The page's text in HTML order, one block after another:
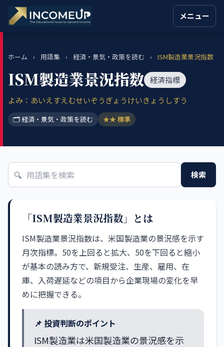
メニュー
ホーム › 用語集 › 経済・景気・政策を読む › ISM製造業景況指数
ISM製造業景況指数 経済指標
よみ：あいえすえむせいぞうぎょうけいきょうしすう
🗂 経済・景気・政策を読む ★★ 標準
🔍 検索
「ISM製造業景況指数」とは
ISM製造業景況指数は、米国製造業の景況感を示す
月次指標。50を上回ると拡大、50を下回ると縮小
が基本の読み方で、新規受注、生産、雇用、在
庫、入荷遅延などの項目から企業現場の変化を早
めに把握できる。
📌 投資判断のポイント
ISM製造業は米国製造業の景況感を示